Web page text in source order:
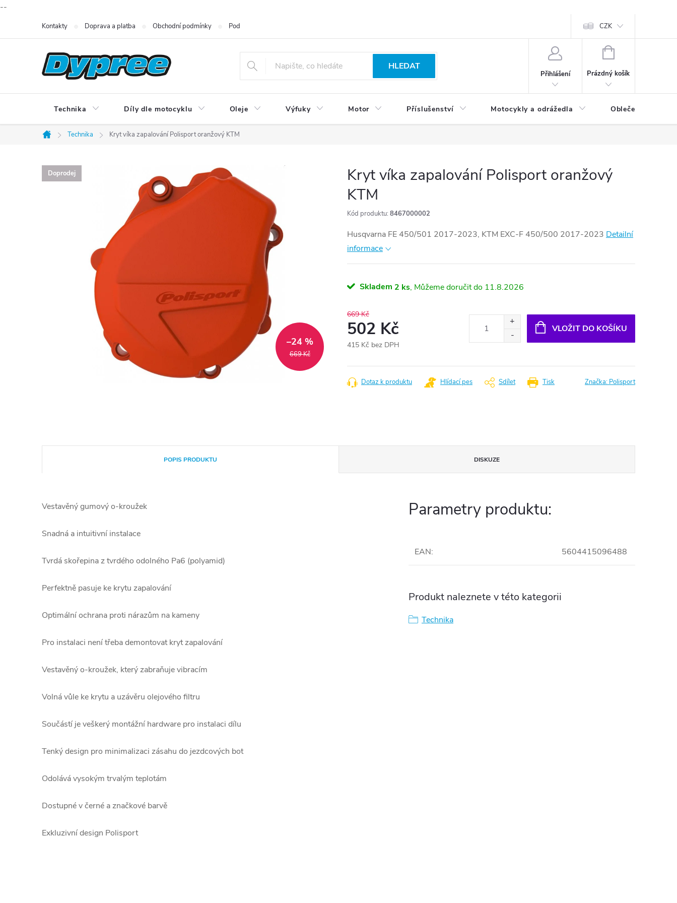
--
Kontakty Doprava a platba Obchodní podmínky Podmínky ochrany osobních údajů CZK
HLEDAT
Přihlášení
NÁKUPNÍ
Prázdný košík
Technika Díly dle motocyklu Oleje Výfuky Motor Příslušenství Motocykly a odrážedla Oblečení a
Domů
Technika Kryt víka zapalování Polisport oranžový KTM
Doprodej
669 Kč
–24 %
Kryt víka zapalování Polisport oranžový
KTM
Kód produktu: 8467000002
Husqvarna FE 450/501 2017-2023, KTM EXC-F 450/500 2017-2023 Detailní
informace
Skladem 2 ks 11.8.2026
669 Kč
502 Kč
415 Kč bez DPH
cena:
VLOŽIT DO KOŠÍKU
Tisk
Dotaz k produktu Hlídací pes Sdílet Značka: Polisport
POPIS PRODUKTU DISKUZE
Vestavěný gumový o-kroužek
Snadná a intuitivní instalace
Tvrdá skořepina z tvrdého odolného Pa6 (polyamid)
Perfektně pasuje ke krytu zapalování
Optimální ochrana proti nárazům na kameny
Pro instalaci není třeba demontovat kryt zapalování
Vestavěný o-kroužek, který zabraňuje vibracím
Volná vůle ke krytu a uzávěru olejového filtru
Součástí je veškerý montážní hardware pro instalaci dílu
Tenký design pro minimalizaci zásahu do jezdcových bot
Odolává vysokým trvalým teplotám
Dostupné v černé a značkové barvě
Exkluzivní design Polisport
Parametry produktu:
EAN: 5604415096488
Produkt naleznete v této kategorii
Technika